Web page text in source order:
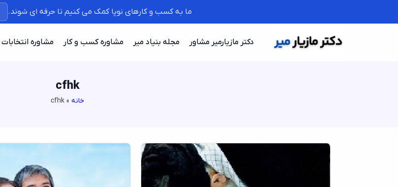
ما به کسب و کارهای نوپا کمک می کنیم تا حرفه ای شوند.
دکتر مازیارمیر مشاور مجله بنیاد میر مشاوره کسب و کار مشاوره انتخابات
cfhk
خانه »
cfhk